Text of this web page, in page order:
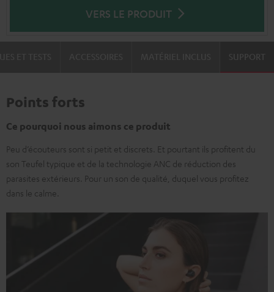
VERS LE PRODUIT
SUPPORT
Points forts
Ce pourquoi nous aimons ce produit
Peu d’écouteurs sont si petit et discrets. Et pourtant ils profitent du
son Teufel typique et de la technologie ANC de réduction des
parasites extérieurs. Pour un son de qualité, duquel vous profitez
dans le calme.